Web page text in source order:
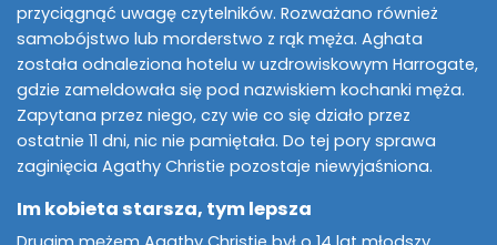
przyciągnąć uwagę czytelników. Rozważano również
samobójstwo lub morderstwo z rąk męża. Aghata
została odnaleziona hotelu w uzdrowiskowym Harrogate,
gdzie zameldowała się pod nazwiskiem kochanki męża.
Zapytana przez niego, czy wie co się działo przez
ostatnie 11 dni, nic nie pamiętała. Do tej pory sprawa
zaginięcia Agathy Christie pozostaje niewyjaśniona.
Im kobieta starsza, tym lepsza